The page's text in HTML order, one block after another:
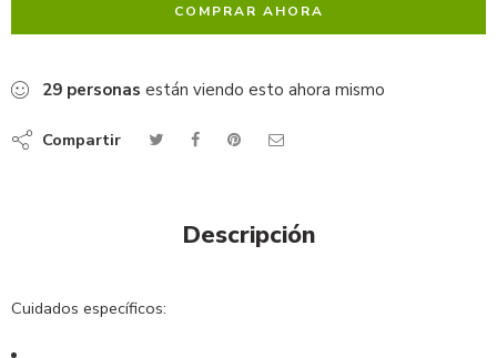
COMPRAR AHORA
29 personas están viendo esto ahora mismo
Compartir
Descripción
Cuidados específicos: